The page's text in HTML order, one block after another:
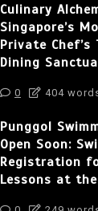
Culinary
Singapore’s
Private Chef’s
Dining
0 404
Punggol
Open Soon:
Registration
Lessons at the